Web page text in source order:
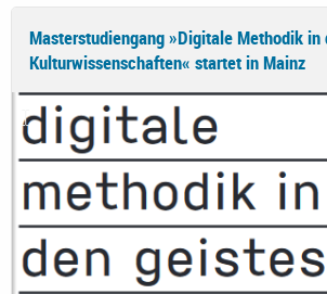
Masterstudiengang »Digitale Methodik in
Kulturwissenschaften« startet in Mainz